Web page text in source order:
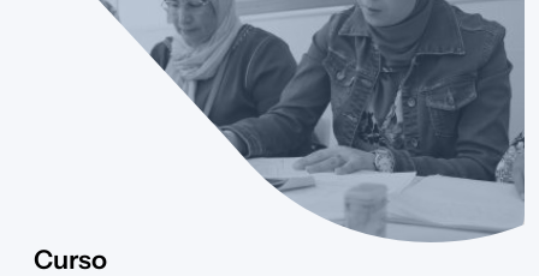
Curso